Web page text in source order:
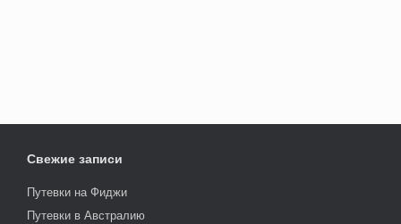
Свежие записи
Путевки на Фиджи
Путевки в Австралию